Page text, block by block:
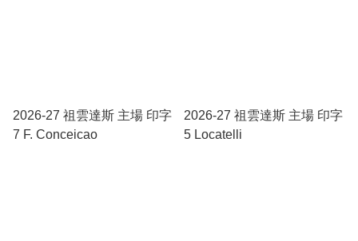
2026-27 祖雲達斯 主場 印字
7 F. Conceicao
2026-27 祖雲達斯 主場 印字
5 Locatelli